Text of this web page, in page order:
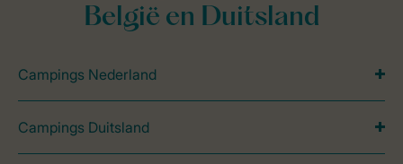
België en Duitsland
Campings Nederland
Campings Duitsland